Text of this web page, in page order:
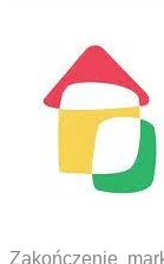
Zakończenie